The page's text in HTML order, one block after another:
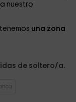
nuestro
una zona
de soltero/a.